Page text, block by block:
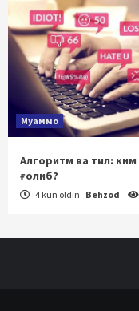
Муаммо
Алгоритм ва тил: ким
ғолиб?
4 kun oldin Behzod